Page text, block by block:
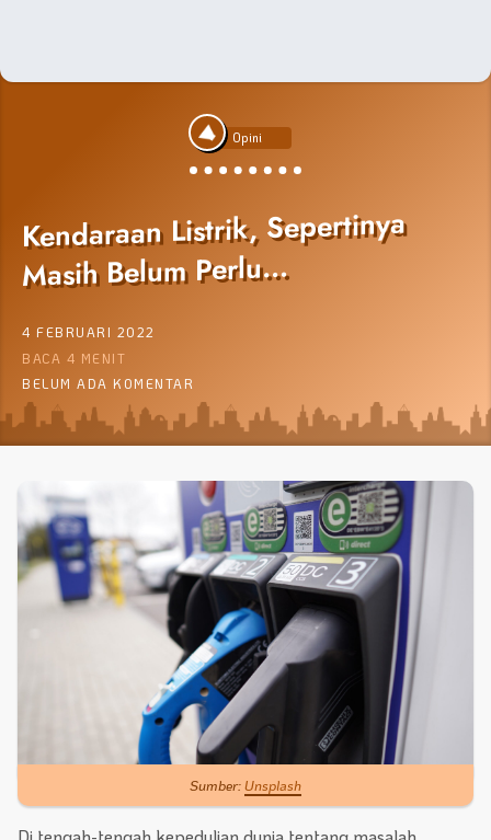
Opini
Kendaraan Listrik, Sepertinya
Masih Belum Perlu…
4 FEBRUARI 2022
BACA 4 MENIT
BELUM ADA KOMENTAR
Sumber:Unsplash